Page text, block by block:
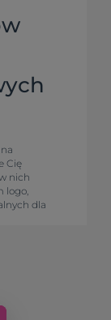
Cię
nich
logo,
dla